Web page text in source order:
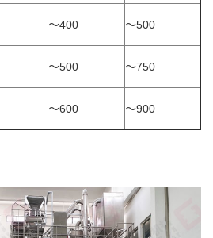
～400 ～500
～500 ～750
～600 ～900